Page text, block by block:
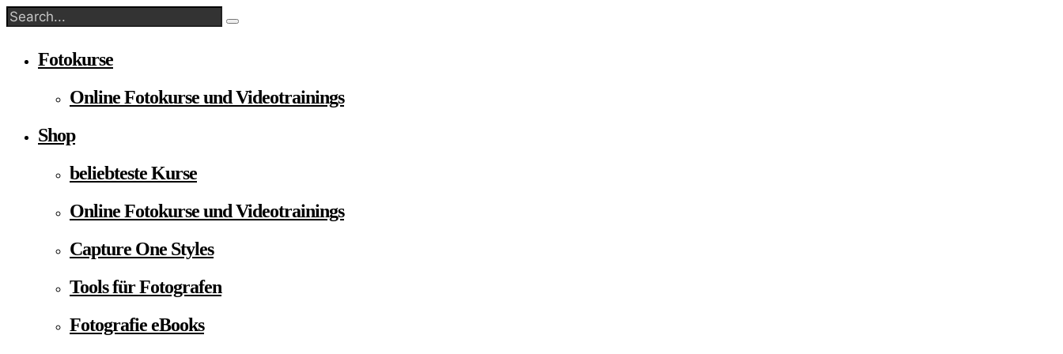
Fotokurse
Online Fotokurse und Videotrainings
Shop
beliebteste Kurse
Online Fotokurse und Videotrainings
Capture One Styles
Tools für Fotografen
Fotografie eBooks